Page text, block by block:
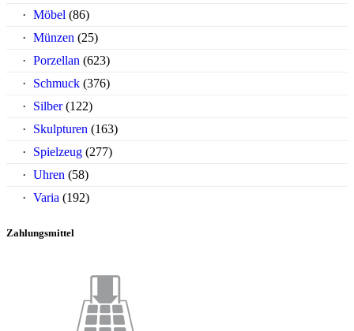
Möbel (86)
Münzen (25)
Porzellan (623)
Schmuck (376)
Silber (122)
Skulpturen (163)
Spielzeug (277)
Uhren (58)
Varia (192)
Zahlungsmittel